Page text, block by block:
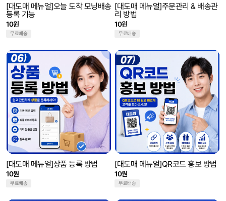
[대도매 메뉴얼]오늘 도착 모닝배송
등록 기능
10원
무료배송
[대도매 메뉴얼]주문관리 & 배송관
리 방법
10원
무료배송
[대도매 메뉴얼]상품 등록 방법
10원
무료배송
[대도매 메뉴얼]QR코드 홍보 방법
10원
무료배송